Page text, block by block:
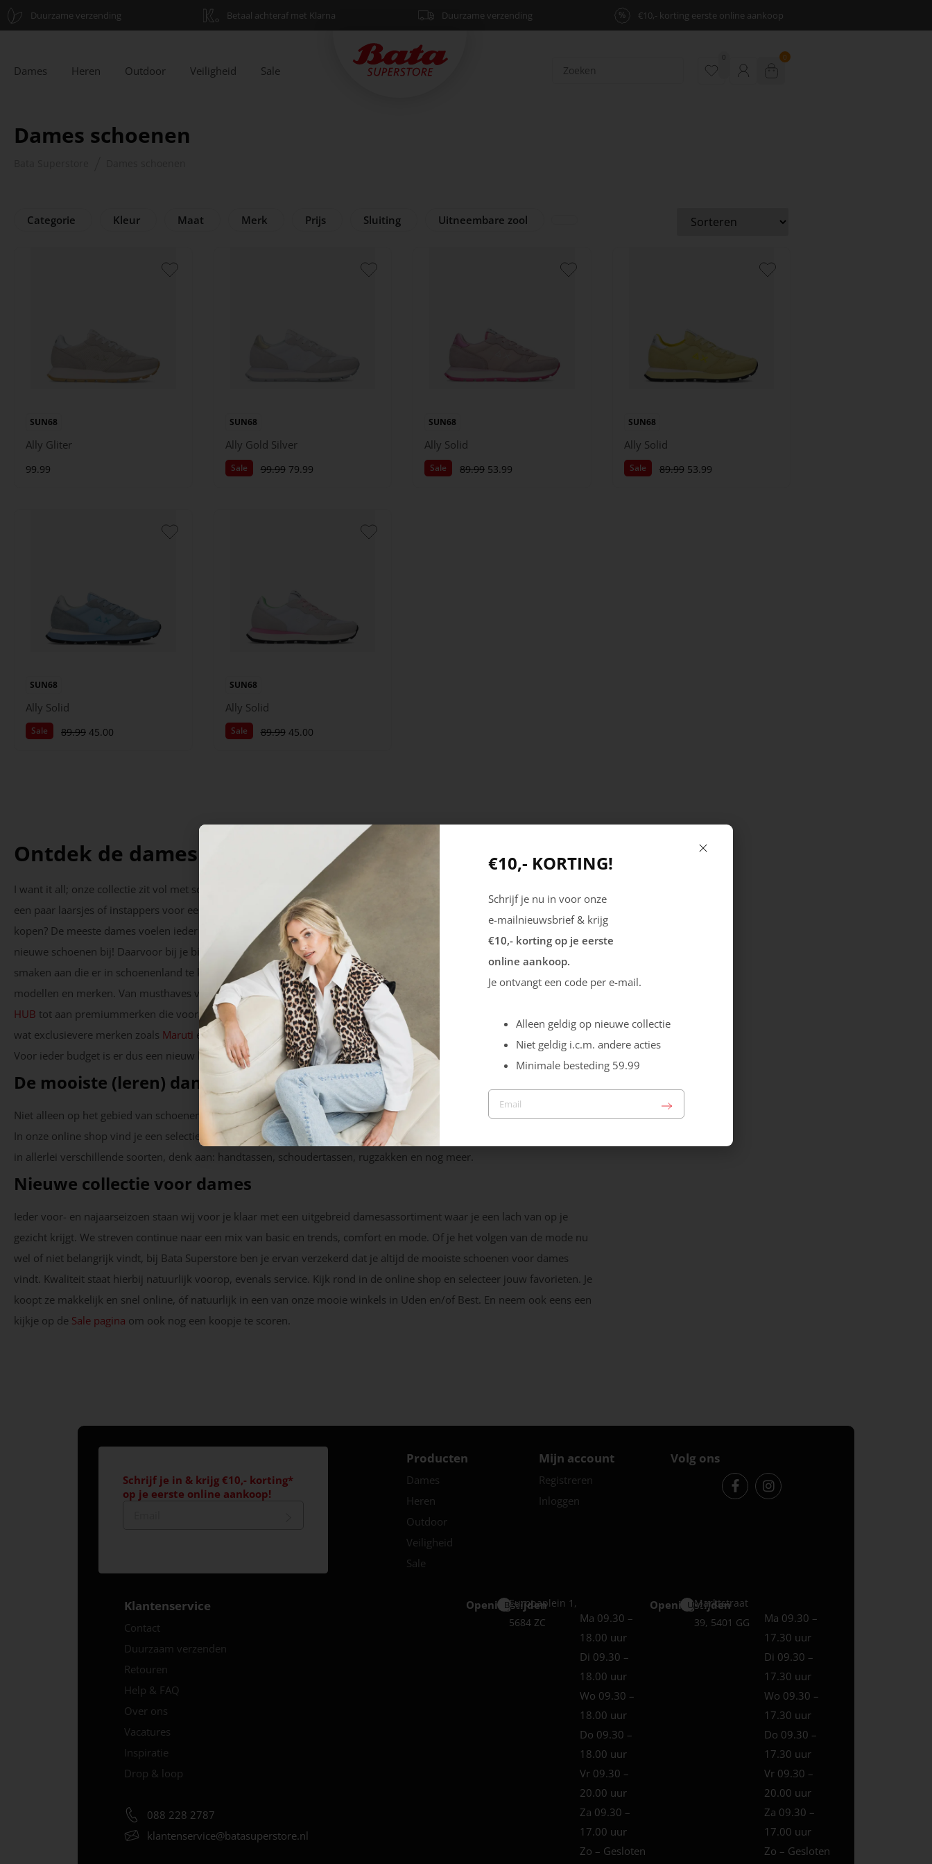
Duurzame verzending Betaal achteraf met Klarna Duurzame verzending % €10,- korting eerste online aankoop
Dames Heren Outdoor Veiligheid Sale
0 0
Dames schoenen
Categorie Kleur Maat Merk Prijs Sluiting Uitneembare zool
SUN68
Ally Gliter
99.99
SUN68
Ally Gold Silver
Sale 99.99 79.99
SUN68
Ally Solid
Sale 89.99 53.99
SUN68
Ally Solid
Sale 89.99 53.99
SUN68
Ally Solid
Sale 89.99 45.00
SUN68
Ally Solid
Sale 89.99 45.00
Ontdek de dames schoenen collectie!
I want it all; onze collectie zit vol met schitterende damesschoenen en accessoire die je wíl hebben! Ben je op zoek naar
een paar laarsjes of instappers voor een speciale gelegenheid? Of is het gewoonweg tijd om iets leuk voor jezelf te
kopen? De meeste dames voelen ieder seizoen de noodzaak om hun kledingkast te updaten, daar horen natuurlijk ook
nieuwe schoenen bij! Daarvoor bij je bij Bata Supestore aan het juiste adres. We bieden vrouwen alle mogelijke stijlen en
smaken aan die er in schoenenland te krijgen zijn; van comfort en tot aan fashion, we hebben een ruime keus aan
modellen en merken. Van musthaves volgens de laatste mode zoalsDWRS, maar ook sportieve merken als Skechers
HUB tot aan premiummerken die vooral ook comfort bieden, waaronderACO ECCO
wat exclusievere merken zoals Maruti en Mexx
gewoon bij ons in de winkel in Best & Uden of online op batasupestore.nl.
Voor ieder budget is er dus een nieuw lievelingsitem te vinden!
De mooiste (leren) damestassen
Niet alleen op het gebied van schoenen; we hebben ook de mooiste (leren) damestassen en portemonneesvoor dames.
In onze online shop vind je een selectie vanaccessoiresom jouw outfit compleet te maken. De
in allerlei verschillende soorten, denk aan: handtassen, schoudertassen, rugzakken en nog meer.
Nieuwe collectie voor dames
Ieder voor- en najaarseizoen staan wij voor je klaar met een uitgebreid damesassortiment waar je een lach van op je
gezicht krijgt. We streven continue naar een mix van basic en trends, comfort en mode. Of je het volgen van de mode nu
wel of niet belangrijk vindt, bij Bata Superstore ben je ervan verzekerd dat je altijd de mooiste schoenen voor dames
vindt. Kwaliteit staat hierbij natuurlijk voorop, evenals service. Kijk rond in de online shop en selecteer jouw favorieten. Je
koopt ze makkelijk en snel online, óf natuurlijk in een van onze mooie winkels in Uden en/of Best. En neem ook eens een
kijkje op de Sale pagina om ook nog een koopje te scoren.
Schrijf je in & krijg €10,- korting*
op je eerste online aankoop!
Producten
Dames
Heren
Outdoor
Veiligheid
Sale
Mijn account
Registreren
Inloggen
Volg ons
Klantenservice
Contact
Duurzaam verzenden
Retouren
Help & FAQ
Over ons
Vacatures
Inspiratie
Drop & loop
088 228 2787
klantenservice@batasuperstore.nl
Openingstijden
Best
Europaplein 1,
5684 ZC
Ma 09.30 –
18.00 uur
Di 09.30 –
18.00 uur
Wo 09.30 –
18.00 uur
Do 09.30 –
18.00 uur
Vr 09.30 –
20.00 uur
Za 09.30 –
17.00 uur
Zo – Gesloten
Openingstijden
Uden
Marktstraat
39, 5401 GG
Ma 09.30 –
17.30 uur
Di 09.30 –
17.30 uur
Wo 09.30 –
17.30 uur
Do 09.30 –
17.30 uur
Vr 09.30 –
20.00 uur
Za 09.30 –
17.00 uur
Zo – Gesloten
€10,- KORTING!
Schrijf je nu in voor onze
e-mailnieuwsbrief & krijg
€10,- korting op je eerste
online aankoop.
Je ontvangt een code per e-mail.
Alleen geldig op nieuwe collectie
Niet geldig i.c.m. andere acties
Minimale besteding 59.99